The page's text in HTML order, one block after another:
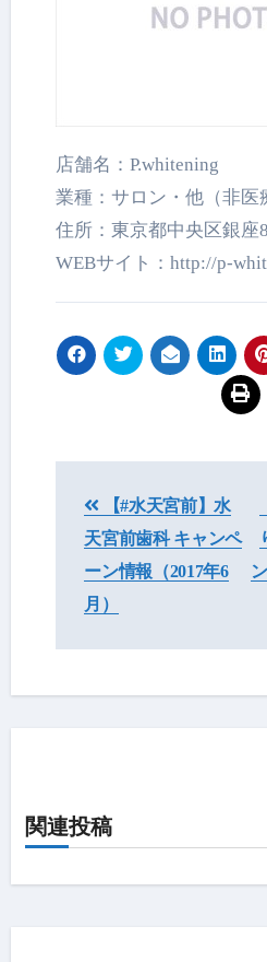
店舗名：P.whitening
業種：サロン・他（非医
住所：東京都中央区銀座
WEBサイト：http://p-
稿
ナ
ビ
ゲ
ー
ン
【#水天宮前】水
天宮前歯科 キャンペ
ーン情報（2017年6
月）
関連投稿